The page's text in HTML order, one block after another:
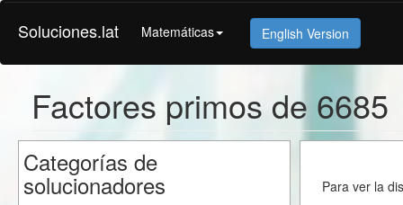
Soluciones.lat Matemáticas English Version
Factores primos de 6685
Para ver la
Categorías de
solucionadores